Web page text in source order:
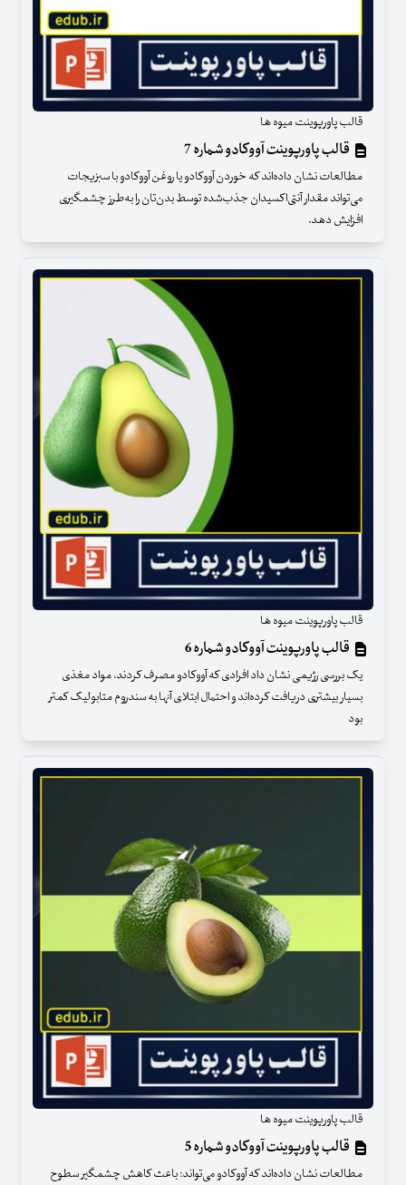
قالب پاورپوینت میوه ها
قالب پاورپوینت آووکادو شماره 7
مطالعات نشان داده‌اند که خوردن آووکادو یا روغن آووکادو با سبزیجات
می‌تواند مقدار آنتی‌اکسیدان جذب‌شده توسط بدن‌تان را به‌طرز چشمگیری
افزایش دهد.
قالب پاورپوینت میوه ها
قالب پاورپوینت آووکادو شماره 6
یک بررسی رژیمی نشان داد افرادی که آووکادو مصرف کردند، مواد مغذی
بسیار بیشتری دریافت کرده‌اند و احتمال ابتلای آنها به سندروم متابولیک کمتر
بود
قالب پاورپوینت میوه ها
قالب پاورپوینت آووکادو شماره 5
مطالعات نشان داده‌اند که آووکادو می‌‌تواند: باعث کاهش چشمگیر سطوح